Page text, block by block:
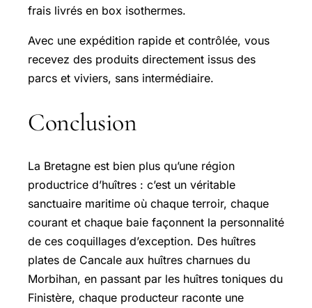
frais livrés en box isothermes.
Avec une expédition rapide et contrôlée, vous
recevez des produits directement issus des
parcs et viviers, sans intermédiaire.
Conclusion
La Bretagne est bien plus qu’une région
productrice d’huîtres : c’est un véritable
sanctuaire maritime où chaque terroir, chaque
courant et chaque baie façonnent la personnalité
de ces coquillages d’exception. Des huîtres
plates de Cancale aux huîtres charnues du
Morbihan, en passant par les huîtres toniques du
Finistère, chaque producteur raconte une